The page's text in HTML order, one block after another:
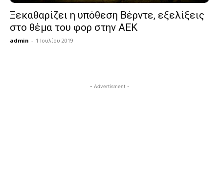
Ξεκαθαρίζει η υπόθεση Βέρντε, εξελίξεις
στο θέμα του φορ στην ΑΕΚ
admin - 1 Ιουλίου 2019
- Advertisment -